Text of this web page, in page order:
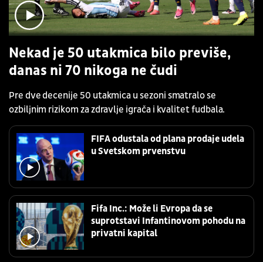
Nekad je 50 utakmica bilo previše,
danas ni 70 nikoga ne čudi
Pre dve decenije 50 utakmica u sezoni smatralo se
ozbiljnim rizikom za zdravlje igrača i kvalitet fudbala.
FIFA odustala od plana prodaje udela
u Svetskom prvenstvu
Fifa Inc.: Može li Evropa da se
suprotstavi Infantinovom pohodu na
privatni kapital